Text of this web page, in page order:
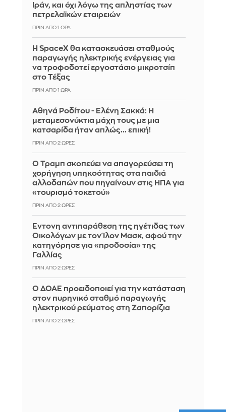
Ιράν, και όχι λόγω της απληστίας των
πετρελαϊκών εταιρειών
ΠΡΙΝ ΑΠΌ 1 ΏΡΑ
Η SpaceX θα κατασκευάσει σταθμούς
παραγωγής ηλεκτρικής ενέργειας για
να τροφοδοτεί εργοστάσιο μικροτσίπ
στο Τέξας
ΠΡΙΝ ΑΠΌ 1 ΏΡΑ
Αθηνά Ροδίτου - Ελένη Σακκά: Η
μεταμεσονύκτια μάχη τους με μια
κατσαρίδα ήταν απλώς... επική!
ΠΡΙΝ ΑΠΌ 2 ΏΡΕΣ
Ο Τραμπ σκοπεύει να απαγορεύσει τη
χορήγηση υπηκοότητας στα παιδιά
αλλοδαπών που πηγαίνουν στις ΗΠΑ για
«τουρισμό τοκετού»
ΠΡΙΝ ΑΠΌ 2 ΏΡΕΣ
Έντονη αντιπαράθεση της ηγέτιδας των
Οικολόγων με τον Ίλον Μασκ, αφού την
κατηγόρησε για «προδοσία» της
Γαλλίας
ΠΡΙΝ ΑΠΌ 2 ΏΡΕΣ
Ο ΔΟΑΕ προειδοποιεί για την κατάσταση
στον πυρηνικό σταθμό παραγωγής
ηλεκτρικού ρεύματος στη Ζαπορίζια
ΠΡΙΝ ΑΠΌ 2 ΏΡΕΣ